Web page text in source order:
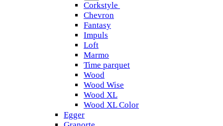
Corkstyle
Chevron
Fantasy
Impuls
Loft
Marmo
Time parquet
Wood
Wood Wise
Wood XL
Wood XL Color
Egger